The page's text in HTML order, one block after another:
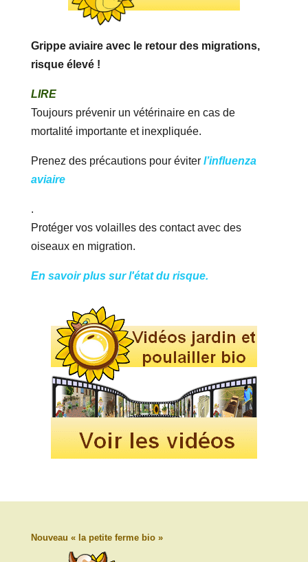
Grippe aviaire avec le retour des migrations,
risque élevé !
LIRE
Toujours prévenir un vétérinaire en cas de
mortalité importante et inexpliquée.
Prenez des précautions pour éviter l’influenza
aviaire
.
Protéger vos volailles des contact avec des
oiseaux en migration.
En savoir plus sur l'état du risque.
Nouveau « la petite ferme bio »